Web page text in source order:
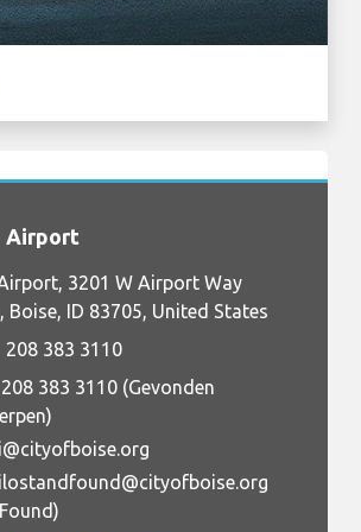
Airport
3201 W Airport Way
Boise, ID 83705, United States
208 383 3110
383 3110 (Gevonden